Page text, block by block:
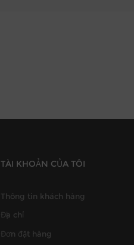
TÀI KHOẢN CỦA TÔI
Thông tin khách hàng
Địa chỉ
Đơn đặt hàng